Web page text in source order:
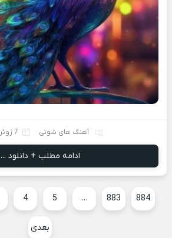
آهنگ های شوتی 7 ژوئن 2026
ادامه مطلب + دانلود ...
4 5 … 883 884
بعدی